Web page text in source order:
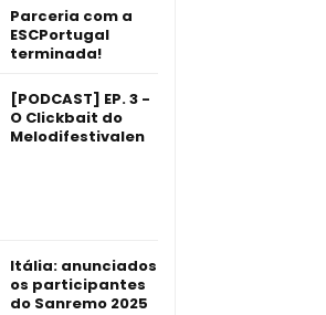
Parceria com a
ESCPortugal
terminada!
[PODCAST] EP. 3 -
O Clickbait do
Melodifestivalen
Itália: anunciados
os participantes
do Sanremo 2025